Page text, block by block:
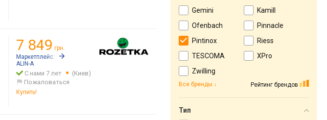
7 849 грн.
Маркетплейс:
Rozetka.ua
ALIN-A
С нами 7 лет
(Киев)
Пожаловаться
Купить!
Gemini
Kamill
Ofenbach
Pinnacle
Pintinox
Riess
TESCOMA
XPro
Zwilling
Рейтинг брендов
Все бренды
Тип